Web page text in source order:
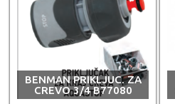
BENMAN PRIKLJUC. ZA
CREVO 3/4 B77080